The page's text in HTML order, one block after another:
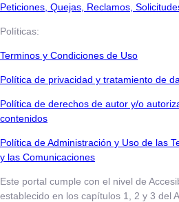
​​​​​Peticiones, Quejas, Reclamos,
Políticas:
Terminos y Condiciones de Uso
​​​​​Política de privacidad y tratamiento de
Política de derechos de autor y/o
contenidos
Política de Administración y Uso de las
y las Comunicaciones
Este portal cumple con el nivel de
establecido en los capítulos 1, 2 y 3 del